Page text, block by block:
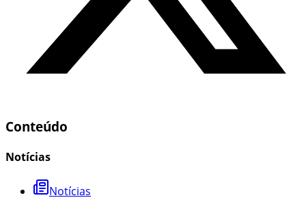
Conteúdo
Notícias
Notícias